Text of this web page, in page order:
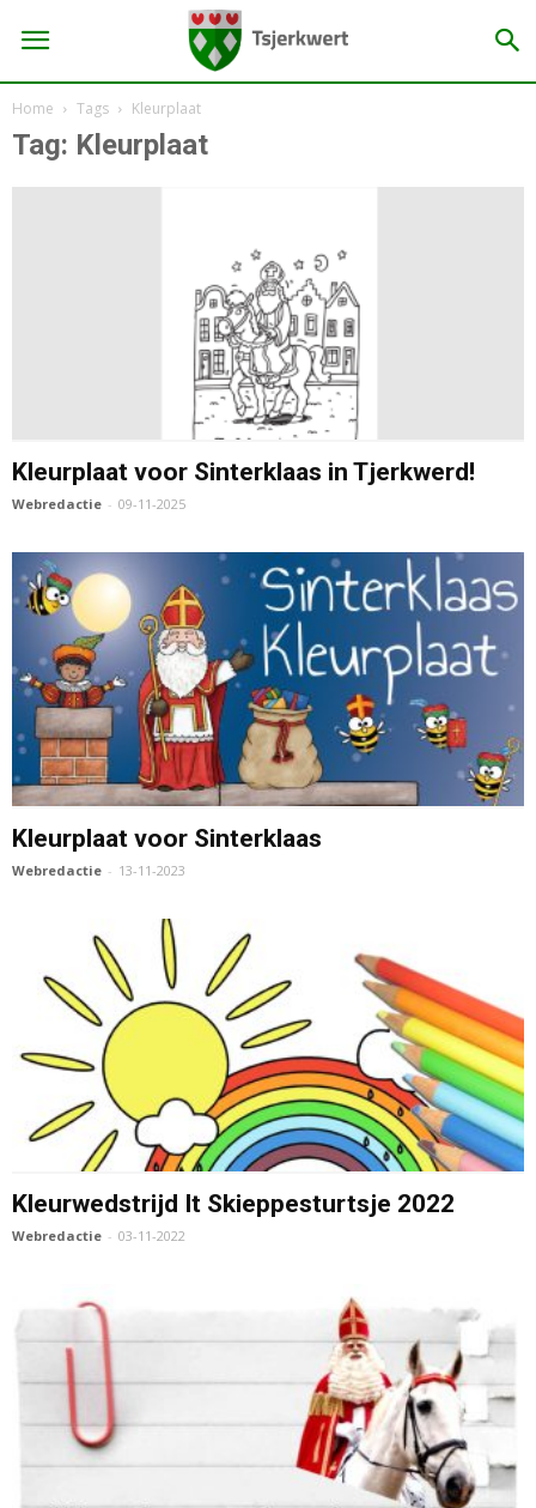
Home Tags Kleurplaat
Tag: Kleurplaat
Kleurplaat voor Sinterklaas in Tjerkwerd!
Webredactie - 09-11-2025
Kleurplaat voor Sinterklaas
Webredactie - 13-11-2023
Kleurwedstrijd It Skieppesturtsje 2022
Webredactie - 03-11-2022